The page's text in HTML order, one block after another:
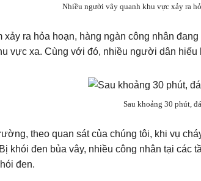
Nhiều người vây quanh khu vực xảy ra
xảy ra hỏa hoạn, hàng ngàn công nhân
vực xa. Cùng với đó, nhiều người dân
Sau khoảng 30 phút,
theo quan sát của chúng tôi, khi vụ
khói đen bủa vây, nhiều công nhân tại các
đen.